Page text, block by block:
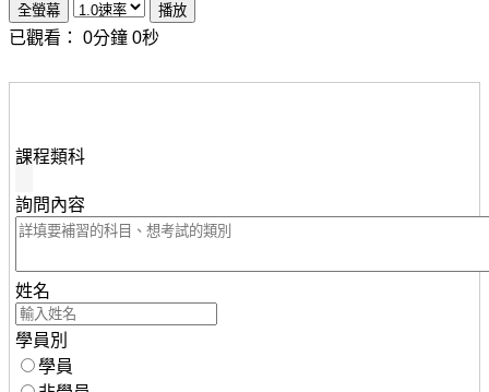
已觀看： 0分鐘 0秒
課程類科
詢問內容
姓名
學員別
學員